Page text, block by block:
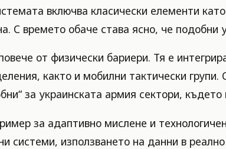
включва класически елементи
С времето обаче става ясно, че
от физически бариери. Тя е
както и мобилни тактически
за украинската армия сектори,
за адаптивно мислене и
системи, използването на данни в